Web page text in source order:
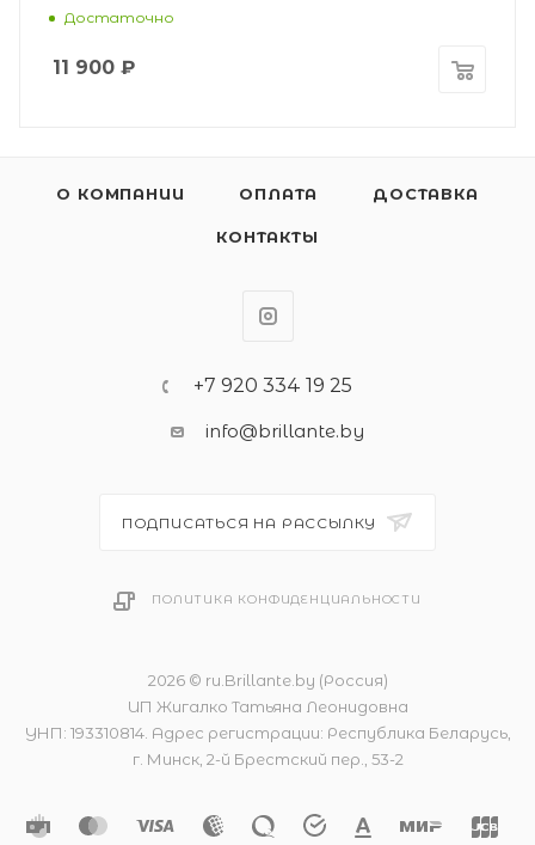
Достаточно
11 900 ₽
О КОМПАНИИ ОПЛАТА ДОСТАВКА
КОНТАКТЫ
+7 920 334 19 25
info@brillante.by
ПОДПИСАТЬСЯ НА РАССЫЛКУ
ПОЛИТИКА КОНФИДЕНЦИАЛЬНОСТИ
2026 © ru.Brillante.by (Россия)
ИП Жигалко Татьяна Леонидовна
УНП: 193310814. Адрес регистрации: Республика Беларусь,
г. Минск, 2-й Брестский пер., 53-2